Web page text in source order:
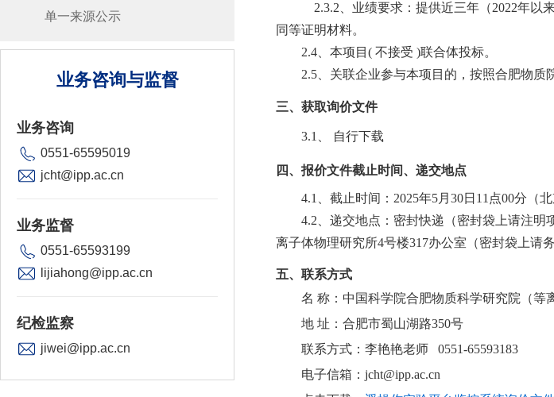
单一来源公示
业务咨询与监督
业务咨询
0551-65595019
jcht@ipp.ac.cn
业务监督
0551-65593199
lijiahong@ipp.ac.cn
纪检监察
jiwei@ipp.ac.cn
2.3.2、业绩要求：提供近三年（2022年以
同等证明材料。
2.4、本项目( 不接受 )联合体投标。
2.5、关联企业参与本项目的，按照合肥物质
三、获取询价文件
3.1、 自行下载
四、报价文件截止时间、递交地点
4.1、截止时间：2025年5月30日11点00分（北
4.2、递交地点：密封快递（密封袋上请注
离子体物理研究所4号楼317办公室（密封袋上请
五、联系方式
名 称：中国科学院合肥物质科学研究院（等
地 址：合肥市蜀山湖路350号
联系方式：李艳艳老师 0551-65593183
电子信箱：jcht@ipp.ac.cn